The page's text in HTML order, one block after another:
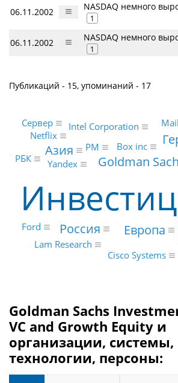
06.11.2002 NASDAQ немного
1
06.11.2002 NASDAQ немного
1
Публикаций - 15, упоминаний - 17
Goldman
Россия Европа
Азия Box inc
Lam Research
Cisco Systems
Yandex
Intel Corporation
Netflix
Ford
Сервер
PM
РБК
Goldman Sachs
VC and Growth Equity и
организации, системы,
технологии, персоны: